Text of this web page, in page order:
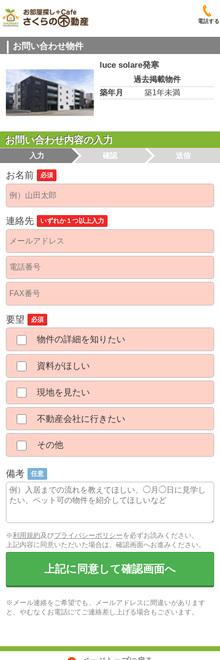
電話する
お問い合わせ物件
luce solare発寒
過去掲載物件
築年月
築1年未満
お問い合わせ内容の入力
入力 確認 送信
お名前 必須
連絡先 いずれか１つ以上入力
要望 必須
物件の詳細を知りたい
資料がほしい
現地を見たい
不動産会社に行きたい
その他
備考 任意
※利用規約及びプライバシーポリシーを必ずお読みください。
上記内容に同意いただいた場合は、確認画面へお進みください。
上記に同意して確認画面へ
※メール連絡をご希望でも、メールアドレスに間違いがあります
と、やむなくお電話にてご連絡差し上げる場合もございます。